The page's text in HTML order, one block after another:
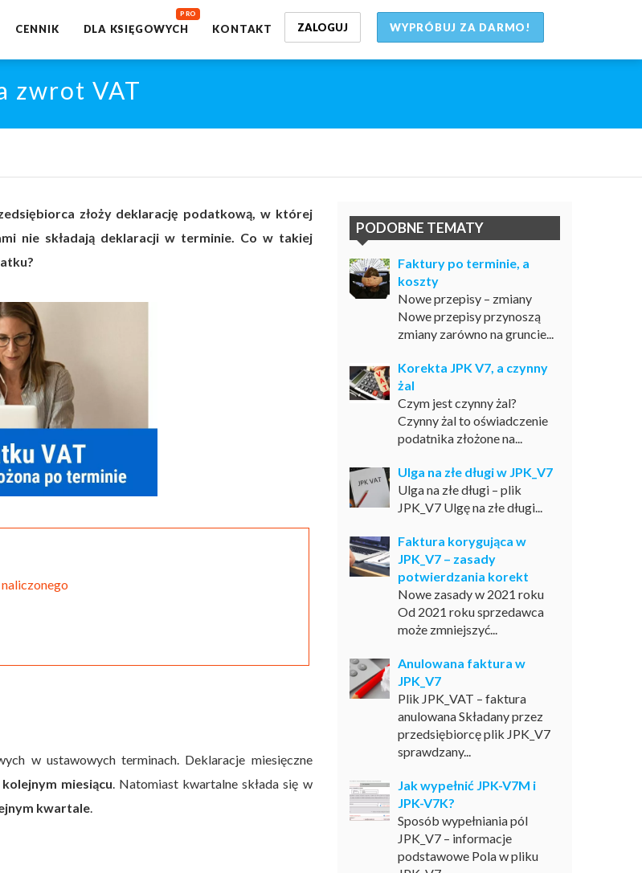
WYPRÓBUJ ZA DARMO!
ZALOGUJ
CENNIK DLA KSIĘGOWYCH KONTAKT
zwrot VAT
złoży deklarację podatkową, w której
nie składają deklaracji w terminie. Co w takiej
w ustawowych terminach. Deklaracje miesięczne
miesiącu. Natomiast kwartalne składa się w
kwartale.
PODOBNE TEMATY
Faktury po terminie, a
koszty
Nowe przepisy – zmiany
Nowe przepisy przynoszą
zmiany zarówno na gruncie...
Korekta JPK V7, a czynny
żal
Czym jest czynny żal?
Czynny żal to oświadczenie
podatnika złożone na...
Ulga na złe długi w JPK_V7
Ulga na złe długi – plik
JPK_V7 Ulgę na złe długi...
Faktura korygująca w
JPK_V7 – zasady
potwierdzania korekt
Nowe zasady w 2021 roku
Od 2021 roku sprzedawca
może zmniejszyć...
Anulowana faktura w
JPK_V7
Plik JPK_VAT – faktura
anulowana Składany przez
przedsiębiorcę plik JPK_V7
sprawdzany...
Jak wypełnić JPK-V7M i
JPK-V7K?
Sposób wypełniania pól
JPK_V7 – informacje
podstawowe Pola w pliku